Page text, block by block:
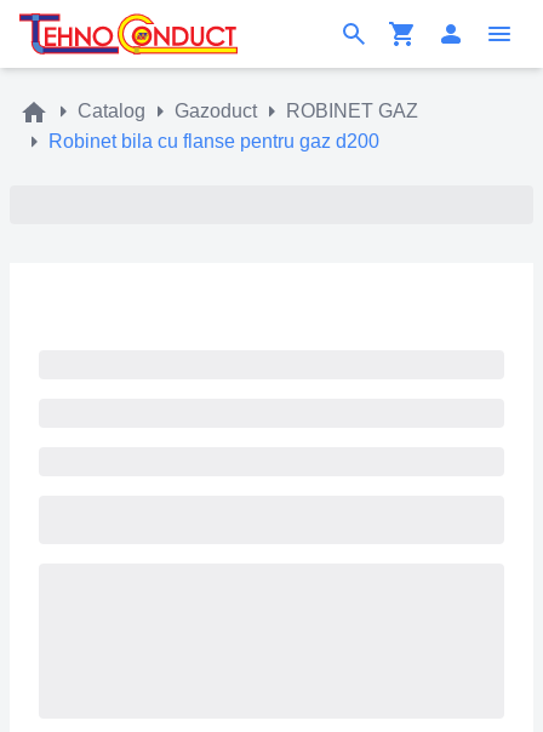
Catalog Gazoduct
ROBINET GAZ
Robinet bila cu flanse pentru gaz d200